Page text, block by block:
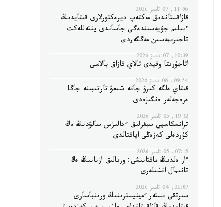
11:06, 07 تامىز 2026
قازاقستاندىق مەكتەپ ديرەكتورلارى قىتايدىڭ
ءبىلىم جۇيەسىندەگى جاساندى ينتەللەكت
تاجىريبەسىن مەڭگەردى
10:39, 07 تامىز 2026
اتاجۇرتتا وقيدى تالاي قازاق بالاسى
09:54, 06 تامىز 2026
قىتاي ەلگە كىرۋ جانە شىعۋ تارتىبىنە جاڭا
ەرەجەلەر ەنگىزەدى
19:32, 05 تامىز 2026
ترانسكاسپي سيفرلىق ءدالىزىن سالۋدىڭ ەڭ
كۇردەلى كەزەڭى اياقتالدى
07:15, 05 تامىز 2026
ءار ەلدىڭ ماقتانىشى: ورتالىق ازيانىڭ ەڭ
تانىمال انشىلەرى
21:07, 04 تامىز 2026
سىرتقى ىستەر ءمينيسترىنىڭ ورىنباسارى